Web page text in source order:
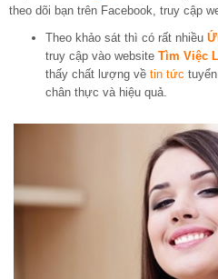
theo dõi bạn trên Facebook, truy cập
Theo khảo sát thì có rất nhiều
truy cập vào website Tìm Việc
thấy chất lượng về tin tức
chân thực và hiệu quả.